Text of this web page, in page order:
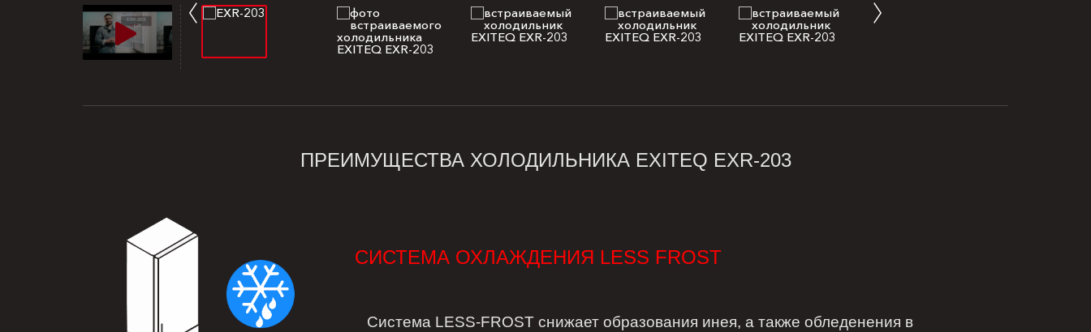
ПРЕИМУЩЕСТВА ХОЛОДИЛЬНИКА EXITEQ EXR-203
СИСТЕМА ОХЛАЖДЕНИЯ LESS FROST
Система LESS-FROST снижает образования инея, а также обледенения в